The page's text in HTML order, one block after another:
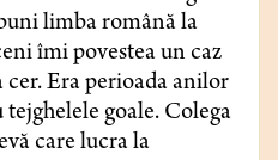
limba română la
îmi povestea un caz
Era perioada anilor
goale. Colega
care lucra la